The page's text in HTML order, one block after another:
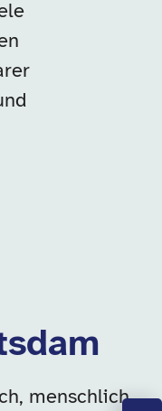
menschlich